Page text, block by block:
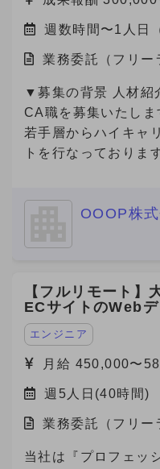
週数時間〜1人日
業務委託（フリー
▼募集の背景 人材紹
CA職を募集いたし
若手層からハイキャ
トを行なっておりま
OOOP株
【フルリモート】
ECサイトのWebデ
エンジニア
月給 450,000〜
週5人日(40時間)
業務委託（フリー
当社は『プロフェッ